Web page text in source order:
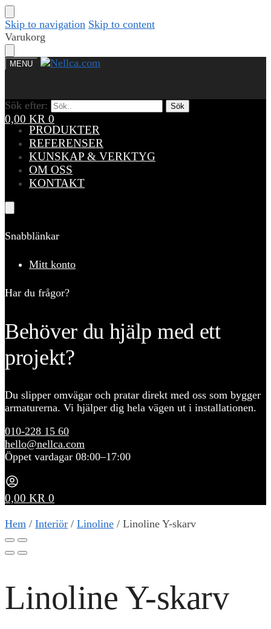
Skip to navigation Skip to content
Varukorg
MENU
Sök efter: Sök
0,00 KR 0
Sök efter: Sök
PRODUKTER
REFERENSER
KUNSKAP & VERKTYG
OM OSS
KONTAKT
Snabblänkar
Mitt konto
Har du frågor?
Behöver du hjälp med ett
projekt?
Du slipper omvägar och pratar direkt med oss som bygger
armaturerna. Vi hjälper dig hela vägen ut i installationen.
010-228 15 60
hello@nellca.com
Öppet vardagar 08:00–17:00
0,00 KR 0
Hem / Interiör / Linoline / Linoline Y-skarv
Linoline Y-skarv